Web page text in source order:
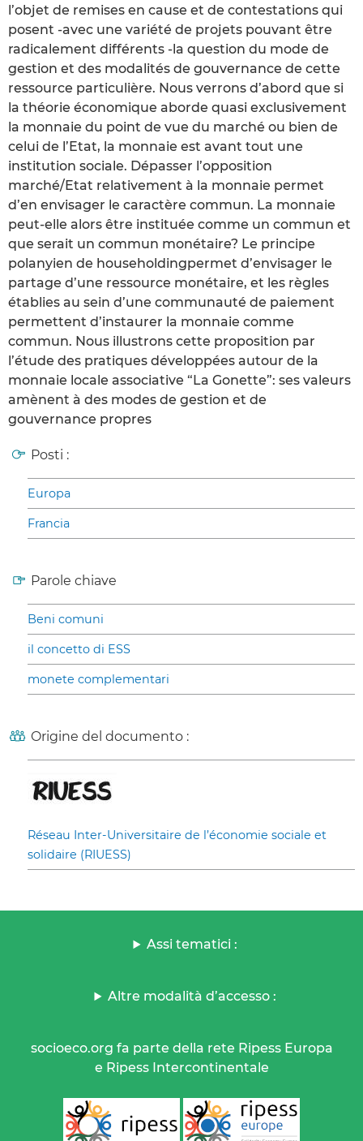
l’objet de remises en cause et de contestations qui
posent -avec une variété de projets pouvant être
radicalement différents -la question du mode de
gestion et des modalités de gouvernance de cette
ressource particulière. Nous verrons d’abord que si
la théorie économique aborde quasi exclusivement
la monnaie du point de vue du marché ou bien de
celui de l’Etat, la monnaie est avant tout une
institution sociale. Dépasser l’opposition
marché/Etat relativement à la monnaie permet
d’en envisager le caractère commun. La monnaie
peut-elle alors être instituée comme un commun et
que serait un commun monétaire? Le principe
polanyien de householdingpermet d’envisager le
partage d’une ressource monétaire, et les règles
établies au sein d’une communauté de paiement
permettent d’instaurer la monnaie comme
commun. Nous illustrons cette proposition par
l’étude des pratiques développées autour de la
monnaie locale associative “La Gonette”: ses valeurs
amènent à des modes de gestion et de
gouvernance propres
Posti :
Europa
Francia
Parole chiave
Beni comuni
il concetto di ESS
monete complementari
Origine del documento :
Réseau Inter-Universitaire de l’économie sociale et
solidaire (RIUESS)
Assi tematici :
Altre modalità d’accesso :
socioeco.org fa parte della rete Ripess Europa
e Ripess Intercontinentale